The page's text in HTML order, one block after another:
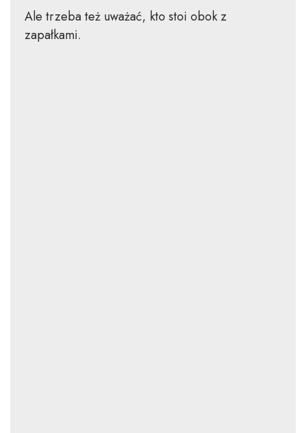
Ale trzeba też uważać, kto stoi obok z
zapałkami.